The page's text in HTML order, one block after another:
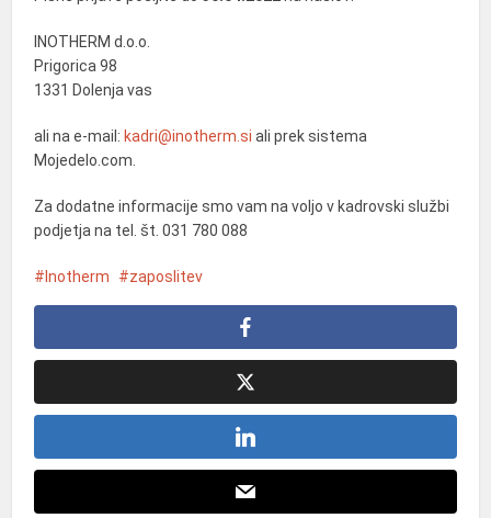
INOTHERM d.o.o.
Prigorica 98
1331 Dolenja vas
ali na e-mail: kadri@inotherm.si ali prek sistema
Mojedelo.com.
Za dodatne informacije smo vam na voljo v kadrovski službi
podjetja na tel. št. 031 780 088
Inotherm zaposlitev